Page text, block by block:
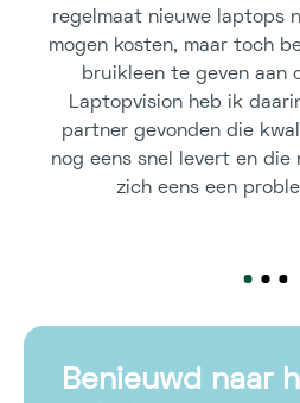
regelmaat nieuwe laptops
mogen kosten, maar toch
bruikleen te geven aan
Laptopvision heb ik
partner gevonden die
nog eens snel levert en
zich eens een
Benieuwd naar